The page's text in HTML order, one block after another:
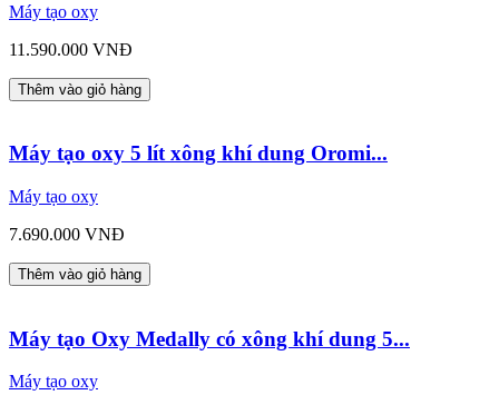
Máy tạo oxy
11.590.000 VNĐ
Thêm vào giỏ hàng
Máy tạo oxy 5 lít xông khí dung Oromi...
Máy tạo oxy
7.690.000 VNĐ
Thêm vào giỏ hàng
Máy tạo Oxy Medally có xông khí dung 5...
Máy tạo oxy